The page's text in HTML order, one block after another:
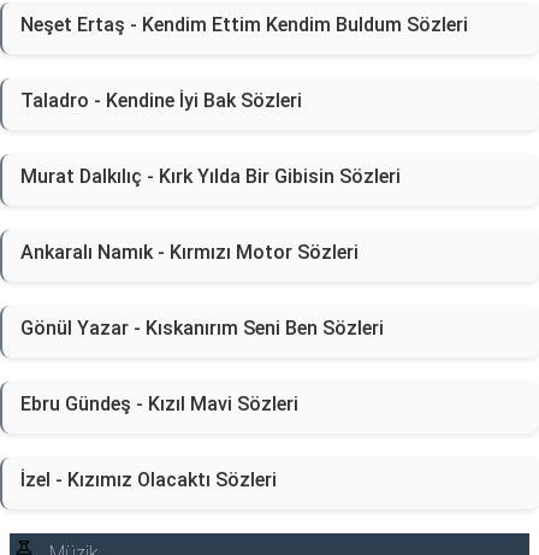
Neşet Ertaş - Kendim Ettim Kendim Buldum Sözleri
Taladro - Kendine İyi Bak Sözleri
Murat Dalkılıç - Kırk Yılda Bir Gibisin Sözleri
Ankaralı Namık - Kırmızı Motor Sözleri
Gönül Yazar - Kıskanırım Seni Ben Sözleri
Ebru Gündeş - Kızıl Mavi Sözleri
İzel - Kızımız Olacaktı Sözleri